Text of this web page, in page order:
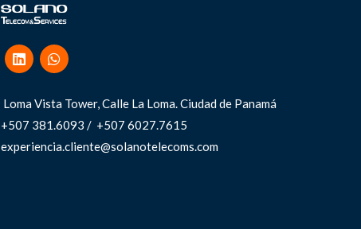
Loma Vista Tower, Calle La Loma.Ciudad de Panamá
+507 381.6093 / +507 6027.7615
experiencia.cliente@solanotelecoms.com